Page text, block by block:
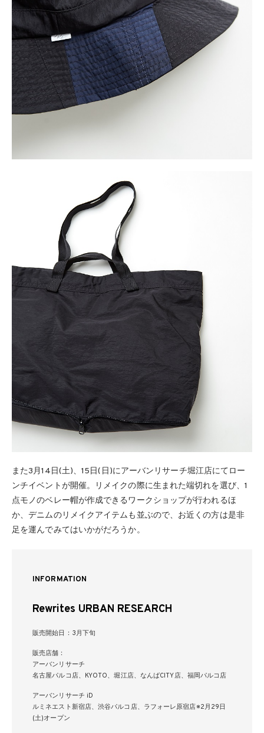
また3月14日(土)、15日(日)にアーバンリサーチ堀江店にてロー
ンチイベントが開催。リメイクの際に生まれた端切れを選び、1
点モノのベレー帽が作成できるワークショップが行われるほ
か、デニムのリメイクアイテムも並ぶので、お近くの方は是非
足を運んでみてはいかがだろうか。
INFORMATION
Rewrites URBAN RESEARCH
販売開始日：3月下旬
販売店舗：
アーバンリサーチ
名古屋パルコ店、KYOTO、堀江店、なんばCITY店、福岡パルコ店
アーバンリサーチ iD
ルミネエスト新宿店、渋谷パルコ店、ラフォーレ原宿店※2月29日
(土)オープン